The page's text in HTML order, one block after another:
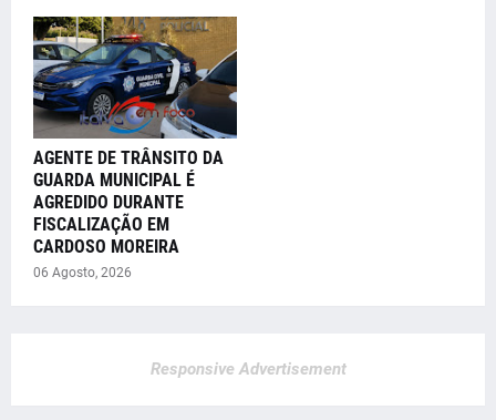
AGENTE DE TRÂNSITO DA
GUARDA MUNICIPAL É
AGREDIDO DURANTE
FISCALIZAÇÃO EM
CARDOSO MOREIRA
06 Agosto, 2026
Responsive Advertisement